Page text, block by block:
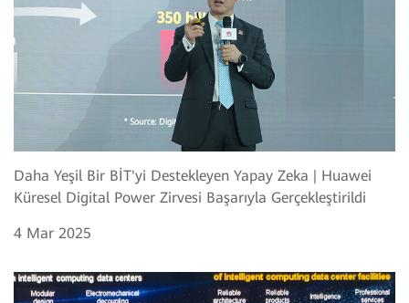
Daha Yeşil Bir BİT'yi Destekleyen Yapay Zeka | Huawei
Küresel Digital Power Zirvesi Başarıyla Gerçekleştirildi
4 Mar 2025